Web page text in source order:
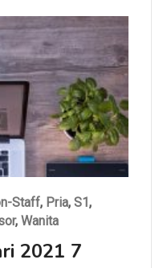
Staff, Pria, S1,
, Wanita
2021 7